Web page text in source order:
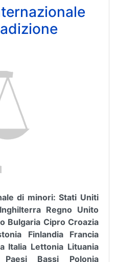
di minori: Stati Uniti
Regno Unito
Bulgaria Cipro Croazia
Finlandia Francia
Italia Lettonia Lituania
Paesi Bassi Polonia